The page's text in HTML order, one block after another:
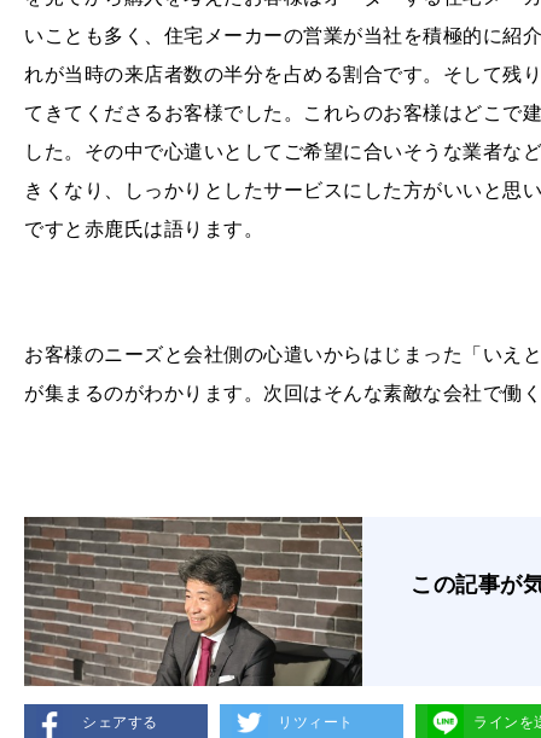
いことも多く、住宅メーカーの営業が当社を積極的に紹
れが当時の来店者数の半分を占める割合です。そして残
てきてくださるお客様でした。これらのお客様はどこで
した。その中で心遣いとしてご希望に合いそうな業者な
きくなり、しっかりとしたサービスにした方がいいと思
ですと赤鹿氏は語ります。
お客様のニーズと会社側の心遣いからはじまった「いえ
が集まるのがわかります。次回はそんな素敵な会社で働
この記事が
シェアする リツィート ラインを